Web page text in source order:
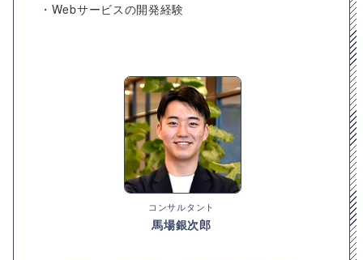
・Webサービスの開発経験
コンサルタント
馬場銀次郎